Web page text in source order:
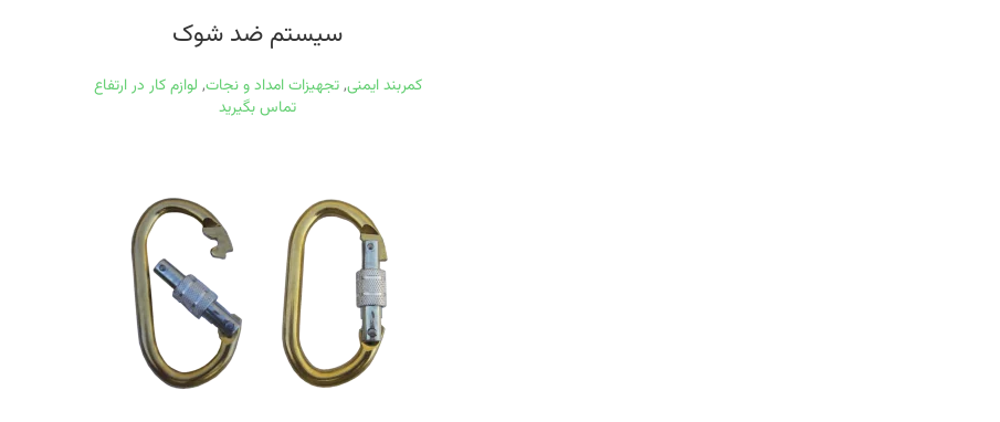
سیستم ضد شوک
کمربند ایمنی, تجهیزات امداد و نجات, لوازم کار در ارتفاع
تماس بگیرید